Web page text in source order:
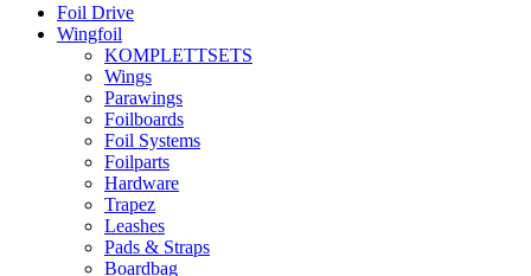
Foil Drive
Wingfoil
KOMPLETTSETS
Wings
Parawings
Foilboards
Foil Systems
Foilparts
Hardware
Trapez
Leashes
Pads & Straps
Boardbag